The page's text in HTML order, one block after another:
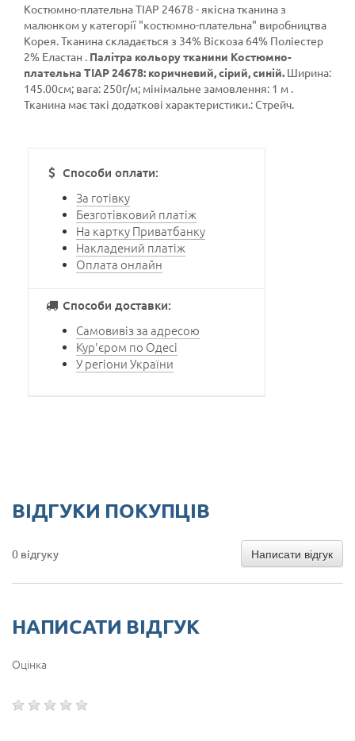
Костюмно-плательна ТІАР 24678 - якісна тканина з
малюнком у категорії "костюмно-плательна" виробництва
Корея. Тканина складається з 34% Віскоза 64% Поліестер
2% Еластан . Палітра кольору тканини Костюмно-
плательна ТІАР 24678: коричневий, сірий, синій. Ширина:
145.00см; вага: 250г/м; мінімальне замовлення: 1 м .
Тканина має такі додаткові характеристики.: Стрейч.
Способи оплати:
За готівку
Безготівковий платіж
На картку Приватбанку
Накладений платіж
Оплата онлайн
Способи доставки:
Самовивіз за адресою
Кур'єром по Одесі
У регіони України
ВІДГУКИ ПОКУПЦІВ
0 відгуку Написати відгук
НАПИСАТИ ВІДГУК
Оцінка